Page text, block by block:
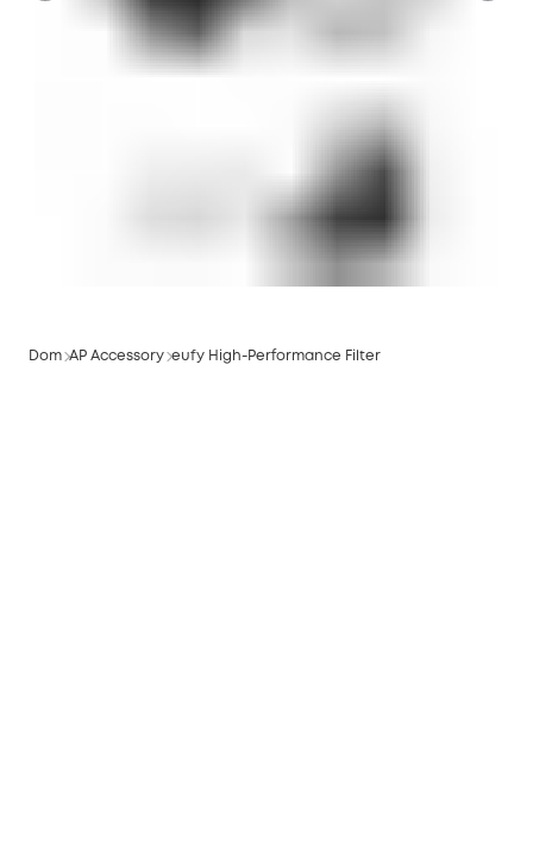
Dom AP Accessory eufy High-Performance Filter